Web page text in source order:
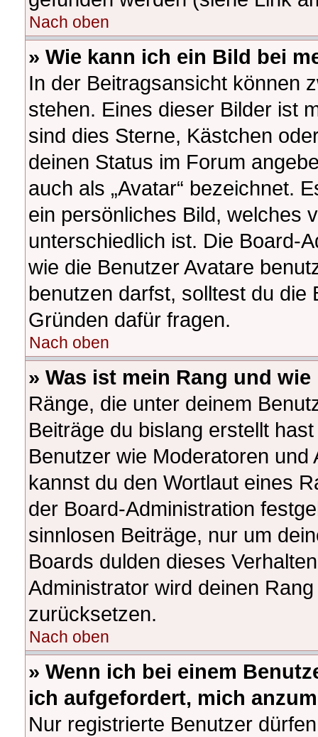
Nach oben
» Wie kann ich ein Bild bei
In der Beitragsansicht können
stehen. Eines dieser Bilder ist
sind dies Sterne, Kästchen
deinen Status im Forum
auch als „Avatar“ bezeichnet.
ein persönliches Bild, welches
unterschiedlich ist. Die Board-
wie die Benutzer Avatare
benutzen darfst, solltest du die
Gründen dafür fragen.
Nach oben
» Was ist mein Rang und
Ränge, die unter deinem
Beiträge du bislang erstellt
Benutzer wie Moderatoren
kannst du den Wortlaut eines
der Board-Administration
sinnlosen Beiträge, nur um
Boards dulden dieses
Administrator wird deinen
zurücksetzen.
Nach oben
» Wenn ich bei einem
ich aufgefordert, mich
Nur registrierte Benutzer